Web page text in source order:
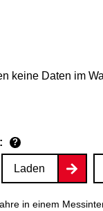
keine Daten im
?
Laden
in einem